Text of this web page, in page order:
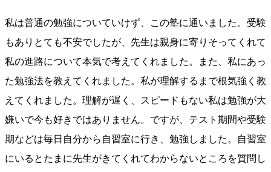
私は普通の勉強についていけず、この塾に通いました。 受験
もありとても不安でしたが、 先生は親身に寄りそってくれて
私の進路について本気で考えてくれました。また、私にあっ
た勉強法を教えてくれました。 私が理解するまで根気強く教
えてくれました。理解が遅く、 スピードもない私は勉強が大
嫌いで今も好きではありません。 ですが、テスト期間や受験
期などは毎日自分から自習室に行き、 勉強しました。
自習室
にいるとたまに先生がきてくれてわからないところを質問し